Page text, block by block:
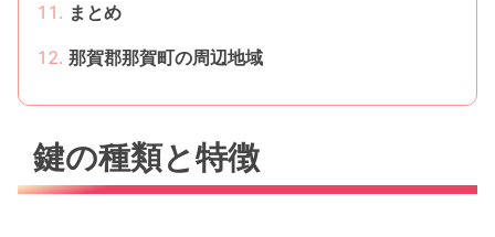
まとめ
那賀郡那賀町の周辺地域
鍵の種類と特徴